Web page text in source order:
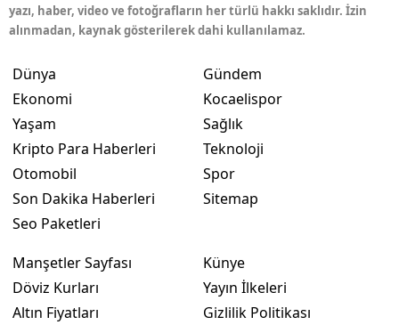
yazı, haber, video ve fotoğrafların her türlü hakkı saklıdır. İzin
alınmadan, kaynak gösterilerek dahi kullanılamaz.
Dünya
Ekonomi
Yaşam
Kripto Para Haberleri
Otomobil
Son Dakika Haberleri
Seo Paketleri
Gündem
Kocaelispor
Sağlık
Teknoloji
Spor
Sitemap
Manşetler Sayfası
Döviz Kurları
Altın Fiyatları
Künye
Yayın İlkeleri
Gizlilik Politikası